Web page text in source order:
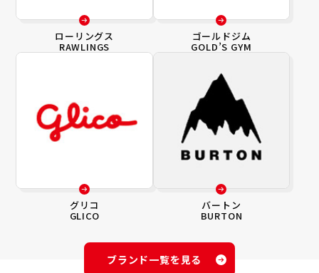
ローリングス
RAWLINGS
ゴールドジム
GOLD’S GYM
グリコ
GLICO
バートン
BURTON
ブランド一覧を見る